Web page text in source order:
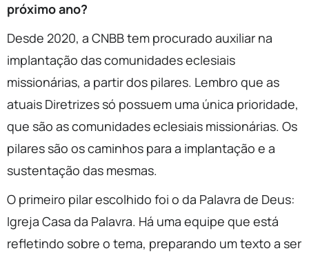
próximo ano?
Desde 2020, a CNBB tem procurado auxiliar na
implantação das comunidades eclesiais
missionárias, a partir dos pilares. Lembro que as
atuais Diretrizes só possuem uma única prioridade,
que são as comunidades eclesiais missionárias. Os
pilares são os caminhos para a implantação e a
sustentação das mesmas.
O primeiro pilar escolhido foi o da Palavra de Deus:
Igreja Casa da Palavra. Há uma equipe que está
refletindo sobre o tema, preparando um texto a ser